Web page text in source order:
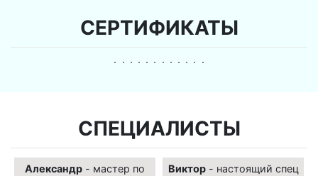
СЕРТИФИКАТЫ
СПЕЦИАЛИСТЫ
Александр - мастер по
Виктор- настоящий спец